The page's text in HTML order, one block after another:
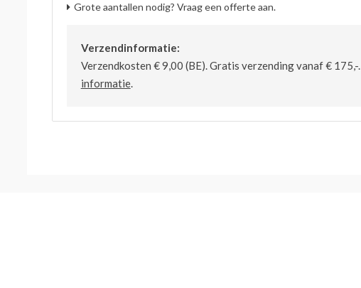
Grote aantallen nodig? Vraag een offerte aan.
Verzendinformatie:
Verzendkosten € 9,00 (BE). Gratis verzending vanaf € 175,-.
informatie.